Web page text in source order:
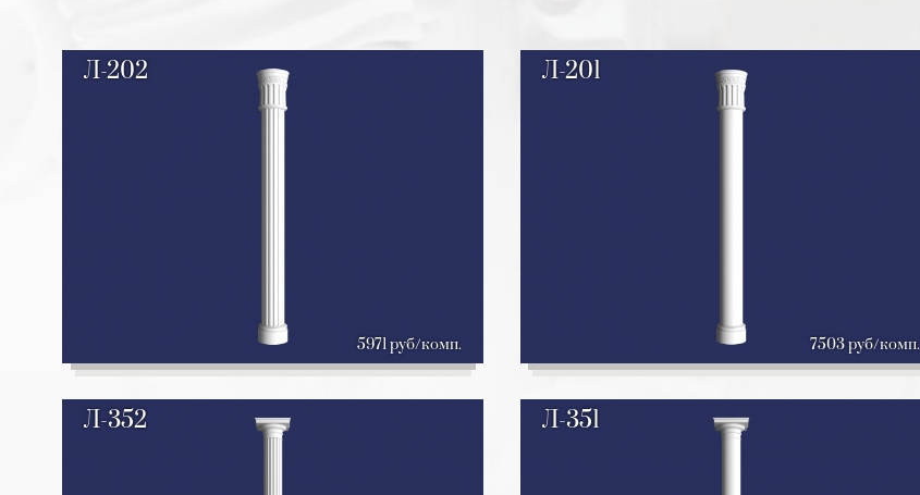
Л-202
5971 руб/комп.
Л-201
7503 руб/комп.
Л-352 Л-351